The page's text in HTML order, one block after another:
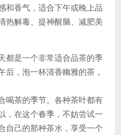
和香气，适合下午或晚上品
热解毒、提神醒脑、减肥美
都是一个非常适合品茶的季
后，泡一杯清香幽雅的茶，
喝茶的季节。各种茶叶都有
，在这个春季，不妨尝试一
自己的那种茶水，享受一个